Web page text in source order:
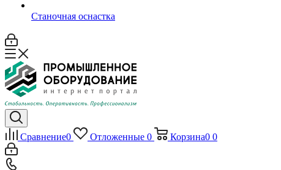
Станочная оснастка
Сравнение0 Отложенные 0 Корзина0 0